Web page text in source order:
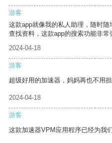
游客
这款app就像我的私人助理，随时
查找资料，这款app的搜索功能非常
2024-04-18
游客
超级好用的加速器，妈妈再也不用
2024-04-18
游客
这款加速器VPM应用程序已经为我